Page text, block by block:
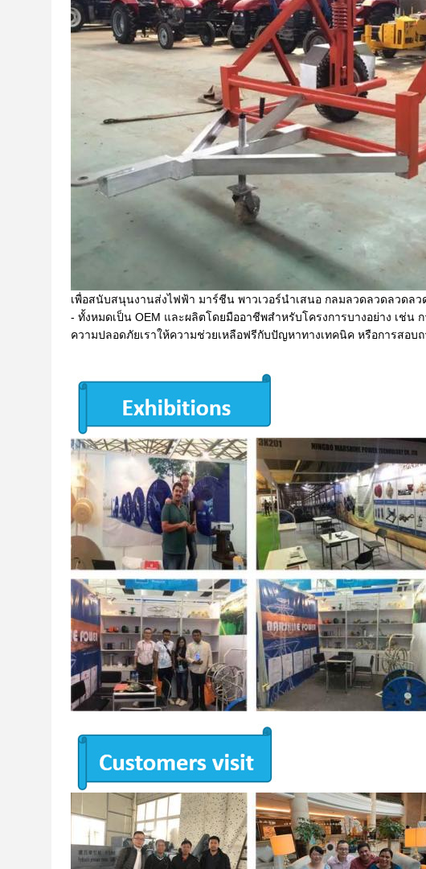
เพื่อสนับสนุนงานส่งไฟฟ้า มาร์ชีน พาวเวอร์นําเสนอ กลมลวดลวดลวดล
- ทั้งหมดเป็น OEM และผลิตโดยมืออาชีพสําหรับโครงการบางอย่าง เช่
ความปลอดภัยเราให้ความช่วยเหลือฟรีกับปัญหาทางเทคนิค หรือการสอ